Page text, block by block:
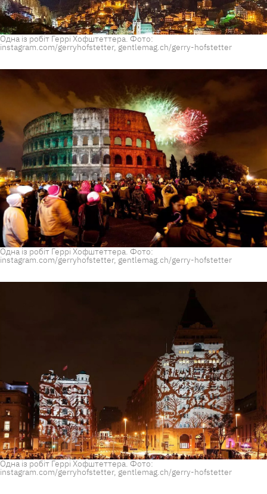
Одна із робіт Геррі Хофштеттера. Фото:
instagram.com/gerryhofstetter, gentlemag.ch/gerry-hofstetter
Одна із робіт Геррі Хофштеттера. Фото:
instagram.com/gerryhofstetter, gentlemag.ch/gerry-hofstetter
Одна із робіт Геррі Хофштеттера. Фото:
instagram.com/gerryhofstetter, gentlemag.ch/gerry-hofstetter